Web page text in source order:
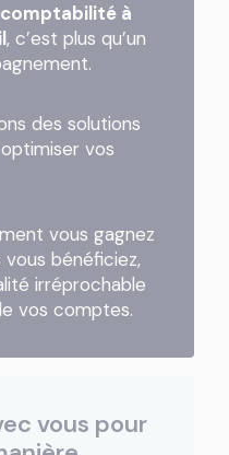
à
, c’est plus qu’un
des solutions
vos
vous gagnez
bénéficiez,
irréprochable
vos comptes.
vous pour